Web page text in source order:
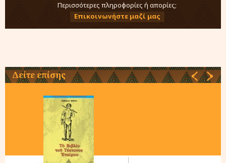
Περισσότερες πληροφορίες ή απορίες;
Επικοινωνήστε μαζί μας
Δείτε επίσης ‹ ›